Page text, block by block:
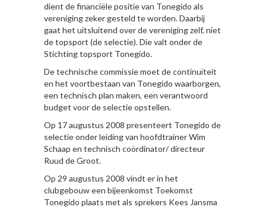
dient de financiële positie van Tonegido als
vereniging zeker gesteld te worden. Daarbij
gaat het uitsluitend over de vereniging zelf, niet
de topsport (de selectie). Die valt onder de
Stichting topsport Tonegido.
De technische commissie moet de continuïteit
en het voortbestaan van Tonegido waarborgen,
een technisch plan maken, een verantwoord
budget voor de selectie opstellen.
Op 17 augustus 2008 presenteert Tonegido de
selectie onder leiding van hoofdtrainer Wim
Schaap en technisch coördinator/ directeur
Ruud de Groot.
Op 29 augustus 2008 vindt er in het
clubgebouw een bijeenkomst Toekomst
Tonegido plaats met als sprekers Kees Jansma